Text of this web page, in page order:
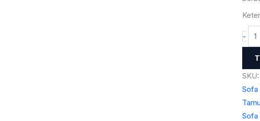
-
ST-
1447
SKU:
Sofa
Sofa